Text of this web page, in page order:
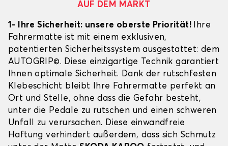
AUF DEM MARKT
1- Ihre Sicherheit: unsere oberste Priorität! Ihre
Fahrermatte ist mit einem exklusiven,
patentierten Sicherheitssystem ausgestattet: dem
AUTOGRIP©. Diese einzigartige Technik garantiert
Ihnen optimale Sicherheit. Dank der rutschfesten
Klebeschicht bleibt Ihre Fahrermatte perfekt an
Ort und Stelle, ohne dass die Gefahr besteht,
unter die Pedale zu rutschen und einen schweren
Unfall zu verursachen. Diese einwandfreie
Haftung verhindert außerdem, dass sich Schmutz